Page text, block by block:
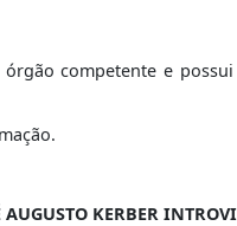
competente e
AUGUSTO KERBER